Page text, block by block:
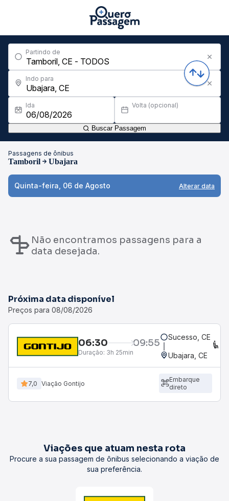
Partindo de
Indo para
Ida Volta (opcional)
Buscar Passagem
Passagens de ônibus
Tamboril Ubajara
Quinta-feira, 06 de Agosto Alterar data
Não encontramos passagens para a
data desejada.
Próxima data disponível
Preços para 08/08/2026
06:30 09:55
Duração: 3h 25min
Sucesso, CE
Ubajara, CE
7,0 Viação Gontijo
Embarque
direto
Viações que atuam nesta rota
Procure a sua passagem de ônibus selecionando a viação de
sua preferência.